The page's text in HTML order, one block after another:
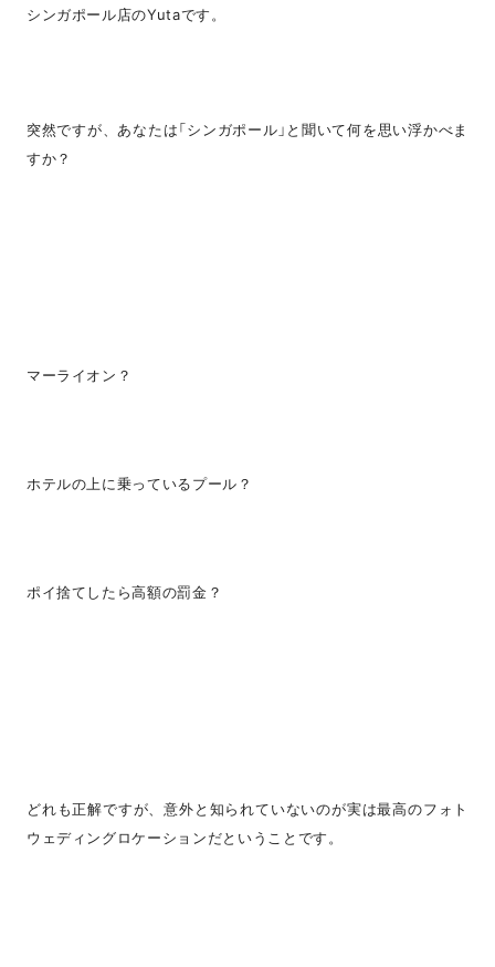
シンガポール店のYutaです。
突然ですが、あなたは「シンガポール」と聞いて何を思い浮かべま
すか？
マーライオン？
ホテルの上に乗っているプール？
ポイ捨てしたら高額の罰金？
どれも正解ですが、意外と知られていないのが実は最高のフォト
ウェディングロケーションだということです。